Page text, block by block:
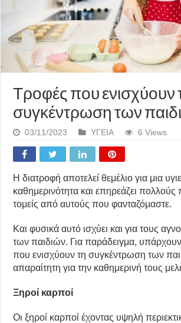
Τροφές που ενισχύουν
συγκέντρωση των
03/11/2023 ΥΓΕΙΑ 6 Views
Η διατροφή αποτελεί θεμέλιο για μια
καθημερινότητα και επηρεάζει πολλούς
τομείς από αυτούς που φανταζόμαστε.
Και φυσικά αυτό ισχύει και για τους
των παιδιών. Για παράδειγμα,
που ενισχύουν τη συγκέντρωση των
απαραίτητη για την καθημερινή τους
Ξηροί καρποί
Οι ξηροί καρποί έχοντας υψηλή